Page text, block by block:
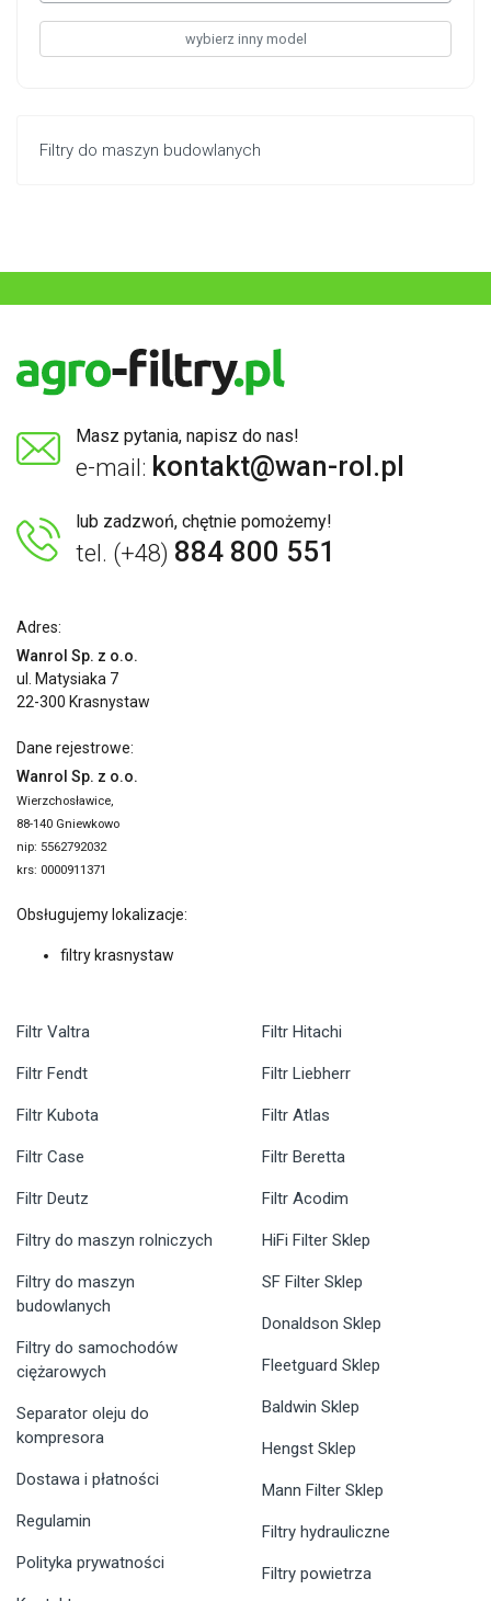
wybierz inny model
Filtry do maszyn budowlanych
Masz pytania, napisz do nas!
e-mail: kontakt@wan-rol.pl
lub zadzwoń, chętnie pomożemy!
tel. (+48) 884 800 551
Adres:
Wanrol Sp. z o.o.
ul. Matysiaka 7
22-300 Krasnystaw
Dane rejestrowe:
Wanrol Sp. z o.o.
Wierzchosławice,
88-140 Gniewkowo
nip: 5562792032
krs: 0000911371
Obsługujemy lokalizacje:
filtry krasnystaw
Filtr Valtra
Filtr Fendt
Filtr Kubota
Filtr Case
Filtr Deutz
Filtr Hitachi
Filtr Liebherr
Filtr Atlas
Filtr Beretta
Filtr Acodim
Filtry do maszyn rolniczych
Filtry do maszyn
budowlanych
Filtry do samochodów
ciężarowych
Separator oleju do
kompresora
Dostawa i płatności
Regulamin
Polityka prywatności
HiFi Filter Sklep
SF Filter Sklep
Donaldson Sklep
Fleetguard Sklep
Baldwin Sklep
Hengst Sklep
Mann Filter Sklep
Filtry hydrauliczne
Filtry powietrza